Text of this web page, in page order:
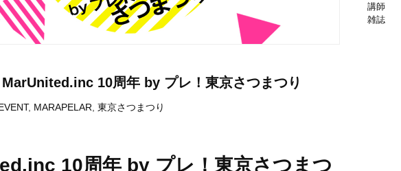
MarUnited.inc 10周年 by プレ！東京さつまつり
, MARAPELAR 東京さつまつり
10周年 by プレ！東京さつまつ
講師
雑誌